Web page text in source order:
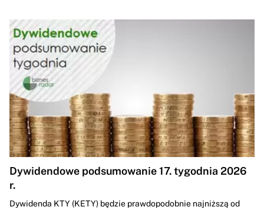
Dywidendowe podsumowanie 17. tygodnia 2026
r.
Dywidenda KTY (KETY) będzie prawdopodobnie najniższą od